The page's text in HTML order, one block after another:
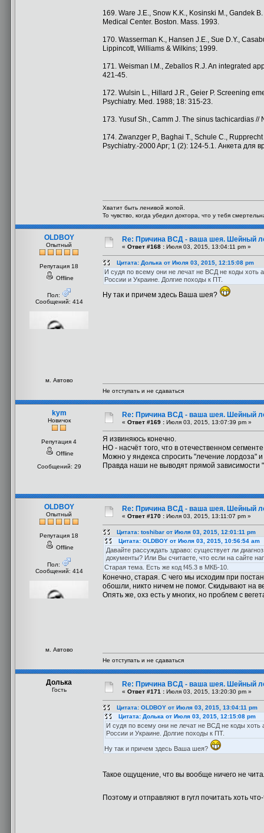
169. Ware J.E., Snow K.K., Kosinski M., Gandek
Medical Center. Boston. Mass. 1993.
170. Wasserman K., Hansen J.E., Sue D.Y.,
Lippincott, Williams & Wilkins; 1999.
171. Weisman I.M., Zeballos R.J. An integrated
421-45.
172. Wulsin L., Hillard J.R., Geier P. Screening
Psychiatry. Med. 1988; 18: 315-23.
173. Yusuf Sh., Camm J. The sinus tachicardias
174. Zwanzger P., Baghai T., Schule C.,
Psychiatry.-2000 Apr; 1 (2): 124-5.1. Анкета для
Хватит быть ленивой жопой.
То чувство, когда убедил доктора, что у тебя
OLDBOY
Опытный
Репутация 18
Offline
Пол:
Сообщений: 414
м. Автово
Re: Причина ВСД - ваша шея. Шейный
« Ответ #168 : Июля 03, 2015, 13:04:11 pm »
Цитата: Долька от Июля 03, 2015, 12:15:08 pm
И судя по всему они не лечат не ВСД не коды хоть
России и Украине. Долгие походы к ПТ.
Ну так и причем здесь Ваша шея?
Не отступать и не сдаваться
kym
Новичок
Репутация 4
Offline
Сообщений: 29
Re: Причина ВСД - ваша шея. Шейный
« Ответ #169 : Июля 03, 2015, 13:07:39 pm »
Я извиняюсь конечно.
НО - насчёт того, что в отечественном
Можно у яндекса спросить "лечение лордоза"
Правда наши не выводят прямой зависимости
OLDBOY
Опытный
Репутация 18
Offline
Пол:
Сообщений: 414
м. Автово
Re: Причина ВСД - ваша шея. Шейный
« Ответ #170 : Июля 03, 2015, 13:11:07 pm »
Цитата: toshibar от Июля 03, 2015, 12:01:11 pm
Цитата: OLDBOY от Июля 03, 2015, 10:56:54 am
Давайте рассуждать здраво: существует ли
документы? Или Вы считаете, что если на сайте
Старая тема. Есть же код f45.3 в МКБ-10.
Конечно, старая. С чего мы исходим при
обошли, никто ничем не помог. Скидывают на
Опять же, охз есть у многих, но проблем с
Не отступать и не сдаваться
Долька
Гость
Re: Причина ВСД - ваша шея. Шейный
« Ответ #171 : Июля 03, 2015, 13:20:30 pm »
Цитата: OLDBOY от Июля 03, 2015, 13:04:11 pm
Цитата: Долька от Июля 03, 2015, 12:15:08 pm
И судя по всему они не лечат не ВСД не коды хоть
России и Украине. Долгие походы к ПТ.
Ну так и причем здесь Ваша шея?
Такое ощущение, что вы вообще ничего не
Поэтому и отправляют в гугл почитать хоть